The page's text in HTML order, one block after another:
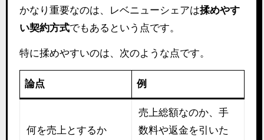
かなり重要なのは、レベニューシェアは揉めやす
い契約方式でもあるという点です。
特に揉めやすいのは、次のような点です。
論点 例
何を売上とするか
売上総額なのか、手
数料や返金を引いた